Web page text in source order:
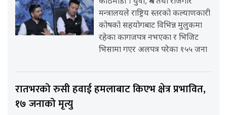
मन्त्रालयले राष्ट्रिय स्तरको कल्याणकारी
कोषको सहयोगबाट विभिन्न मुलुकमा
रहेका कागजपत्र नभएका र भिजिट
भिसामा गएर अलपत्र परेका १५५ जना
रातभरको रुसी हवाई हमलाबाट किएभ क्षेत्र प्रभावित,
१७ जनाको मृत्यु